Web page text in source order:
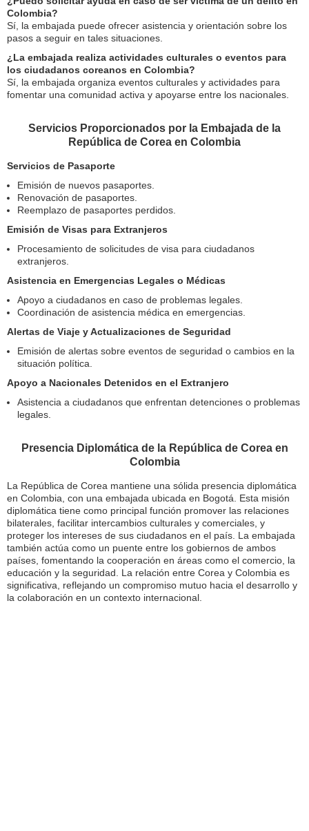
Colombia?
Sí, la embajada puede ofrecer asistencia y orientación sobre los
pasos a seguir en tales situaciones.
¿La embajada realiza actividades culturales o eventos para
los ciudadanos coreanos en Colombia?
Sí, la embajada organiza eventos culturales y actividades para
fomentar una comunidad activa y apoyarse entre los nacionales.
Servicios Proporcionados por la Embajada de la
República de Corea en Colombia
Servicios de Pasaporte
Emisión de nuevos pasaportes.
Renovación de pasaportes.
Reemplazo de pasaportes perdidos.
Emisión de Visas para Extranjeros
Procesamiento de solicitudes de visa para ciudadanos
extranjeros.
Asistencia en Emergencias Legales o Médicas
Apoyo a ciudadanos en caso de problemas legales.
Coordinación de asistencia médica en emergencias.
Alertas de Viaje y Actualizaciones de Seguridad
Emisión de alertas sobre eventos de seguridad o cambios en la
situación política.
Apoyo a Nacionales Detenidos en el Extranjero
Asistencia a ciudadanos que enfrentan detenciones o problemas
legales.
Presencia Diplomática de la República de Corea en
Colombia
La República de Corea mantiene una sólida presencia diplomática
en Colombia, con una embajada ubicada en Bogotá. Esta misión
diplomática tiene como principal función promover las relaciones
bilaterales, facilitar intercambios culturales y comerciales, y
proteger los intereses de sus ciudadanos en el país. La embajada
también actúa como un puente entre los gobiernos de ambos
países, fomentando la cooperación en áreas como el comercio, la
educación y la seguridad. La relación entre Corea y Colombia es
significativa, reflejando un compromiso mutuo hacia el desarrollo y
la colaboración en un contexto internacional.